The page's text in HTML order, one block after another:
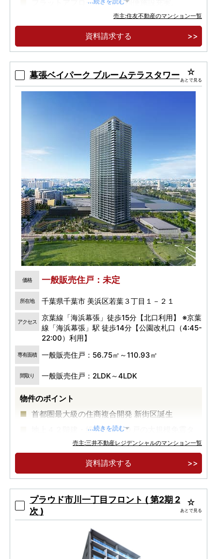
フラットアプローチ、生活利便施設充実。
建物内モデルルームオープン。売主:住友不動産のマンション一覧
資料請求する
幕張ベイパーク ブルームテラスタワーあとで見る
価格 一般販売住戸：未定
所在地 千葉県千葉市 美浜区若葉３丁目１－２１
アクセス
京葉線「海浜幕張」徒歩15分【北口利用】 ※京葉
線「海浜幕張」駅 徒歩14分【公園改札口（4:45-
22:00）利用】
専有面積 一般販売住戸：56.75㎡～110.93㎡
間取り 一般販売住戸：2LDK～4LDK
物件のポイント
首都圏最大級の住商複合開発 新街区誕生
地上４２階建・総戸数６５０戸の大規模免震タ
公園を臨むラストタワーレジデンス
...続きを読む
売主:三井不動産レジデンシャルのマンション一覧
資料請求する
プラウド市川一丁目フロント ( 第2期 2
次 )
あとで見る